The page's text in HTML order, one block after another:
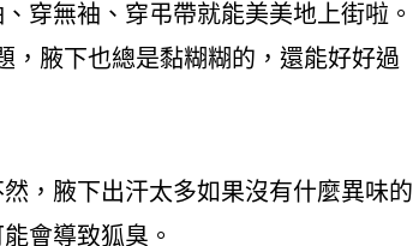
穿無袖、穿弔帶就能美美地上街啦。
，腋下也總是黏糊糊的，還能好好過
，腋下出汗太多如果沒有什麼異味的
會導致狐臭。